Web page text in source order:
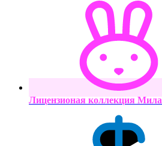
Лицензионая коллекция